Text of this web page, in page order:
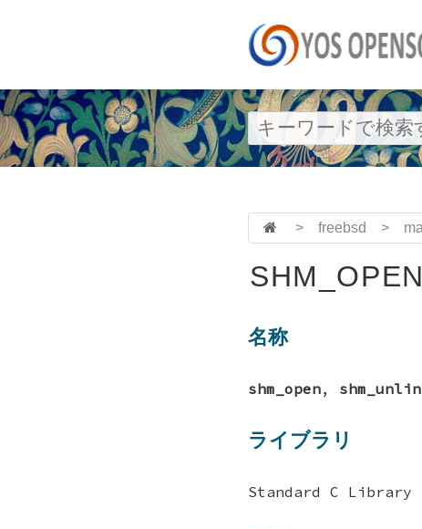
> freebsd >
名称
shm_open,
ライブラリ
Standard C